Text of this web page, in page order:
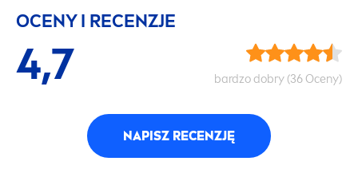
OCENY I RECENZJE
4,7 bardzo dobry (36 Oceny)
NAPISZ RECENZJĘ